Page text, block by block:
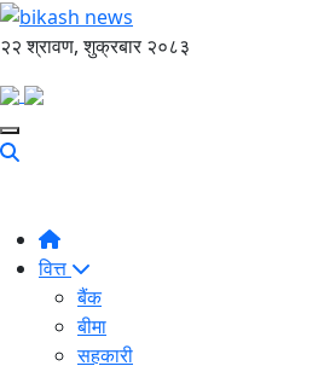
२२ श्रावण, शुक्रबार २०८३
वित्त
बैंक
बीमा
सहकारी